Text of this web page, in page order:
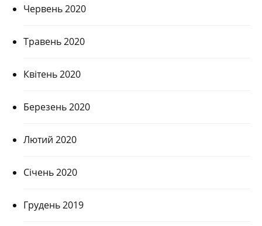
Червень 2020
Травень 2020
Квітень 2020
Березень 2020
Лютий 2020
Січень 2020
Грудень 2019